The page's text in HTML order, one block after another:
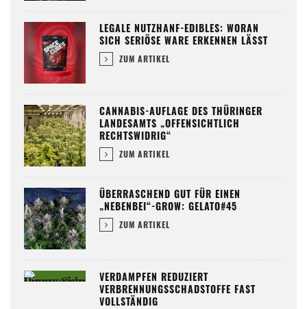
LEGALE NUTZHANF-EDIBLES: WORAN
SICH SERIÖSE WARE ERKENNEN LÄSST
ZUM ARTIKEL
CANNABIS-AUFLAGE DES THÜRINGER
LANDESAMTS „OFFENSICHTLICH
RECHTSWIDRIG“
ZUM ARTIKEL
ÜBERRASCHEND GUT FÜR EINEN
„NEBENBEI“-GROW: GELATO#45
ZUM ARTIKEL
VERDAMPFEN REDUZIERT
VERBRENNUNGSSCHADSTOFFE FAST
VOLLSTÄNDIG